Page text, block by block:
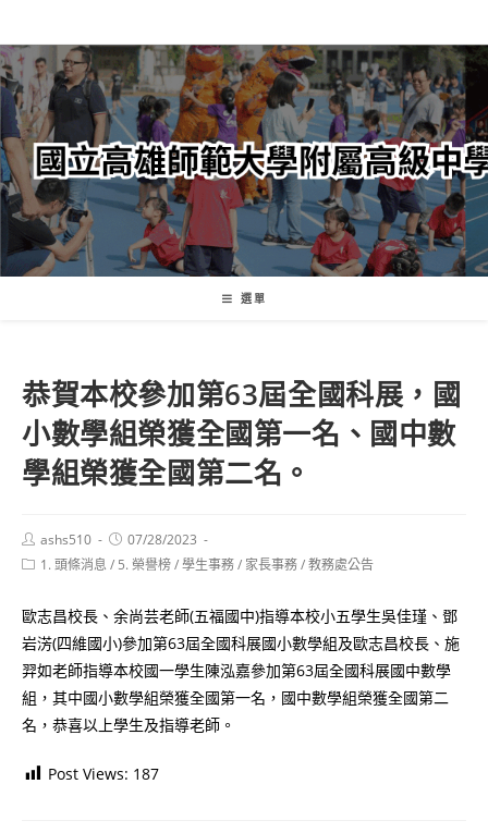
轉
至
主
內
容
選單
恭賀本校參加第63屆全國科展，國
小數學組榮獲全國第一名、國中數
學組榮獲全國第二名。
Post
author:
ashs510
Post
published:
07/28/2023
Post1. 頭條消息 / 5. 榮譽榜/學生事務/ 家長事務/教務處公告
歐志昌校長、余尚芸老師(五福國中)指導本校小五學生吳佳瑾、鄧
岩淓(四維國小)參加第63屆全國科展國小數學組及歐志昌校長、施
羿如老師指導本校國一學生陳泓嘉參加第63屆全國科展國中數學
組，其中國小數學組榮獲全國第一名，國中數學組榮獲全國第二
名，恭喜以上學生及指導老師。
Post Views: 187